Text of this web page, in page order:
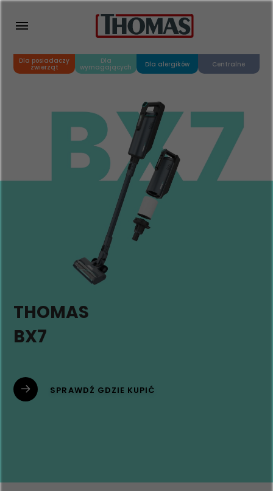
Dla posiadaczy
zwierząt
Dla
wymagających Dla alergików Centralne
THOMAS
BX7
SPRAWDŹ GDZIE KUPIĆ